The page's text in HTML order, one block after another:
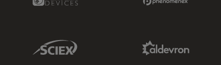
Sciex Link